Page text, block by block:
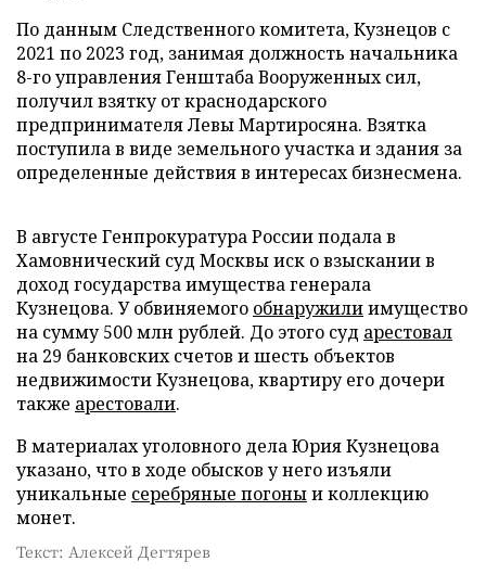
По данным Следственного комитета, Кузнецов с
2021 по 2023 год, занимая должность начальника
8-го управления Генштаба Вооруженных сил,
получил взятку от краснодарского
предпринимателя Левы Мартиросяна. Взятка
поступила в виде земельного участка и здания за
определенные действия в интересах бизнесмена.
В августе Генпрокуратура России подала в
Хамовнический суд Москвы иск о взыскании в
доход государства имущества генерала
Кузнецова. У обвиняемого обнаружилиимущество
на сумму 500 млн рублей. До этого суд арестовал
на 29 банковских счетов и шесть объектов
недвижимости Кузнецова, квартиру его дочери
также арестовали.
В материалах уголовного дела Юрия Кузнецова
указано, что в ходе обысков у него изъяли
уникальные серебряные погоныи коллекцию
монет.
Текст: Алексей Дегтярев